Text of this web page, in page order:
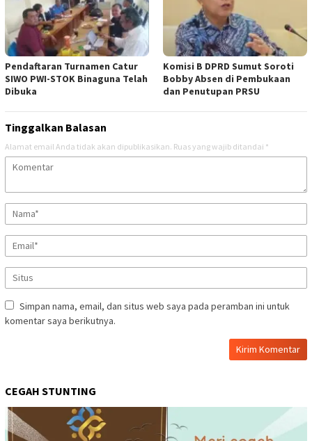
Pendaftaran Turnamen Catur
SIWO PWI-STOK Binaguna Telah
Dibuka
Komisi B DPRD Sumut Soroti
Bobby Absen di Pembukaan
dan Penutupan PRSU
Tinggalkan Balasan
Alamat email Anda tidak akan dipublikasikan. Ruas yang wajib ditandai *
Simpan nama, email, dan situs web saya pada peramban ini untuk
komentar saya berikutnya.
CEGAH STUNTING